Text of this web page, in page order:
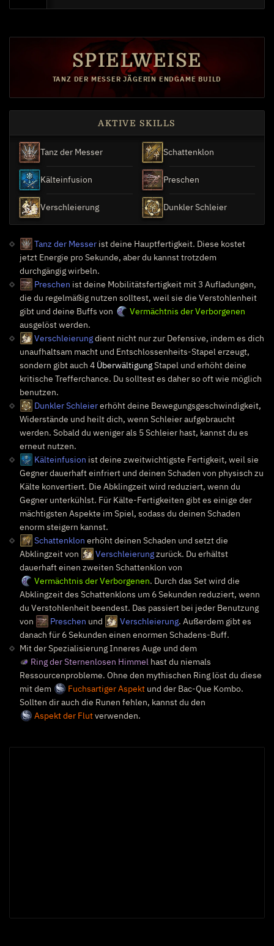
SPIELWEISE
TANZ DER MESSER JÄGERIN ENDGAME BUILD
AKTIVE SKILLS
Tanz der Messer Schattenklon
Kälteinfusion Preschen
Verschleierung Dunkler Schleier
Tanz der Messer ist deine Hauptfertigkeit. Diese kostet
jetzt Energie pro Sekunde, aber du kannst trotzdem
durchgängig wirbeln.
Preschen ist deine Mobilitätsfertigkeit mit 3 Aufladungen,
die du regelmäßig nutzen solltest, weil sie die Verstohlenheit
gibt und deine Buffs von
Vermächtnis der Verborgenen
ausgelöst werden.
Verschleierungdient nicht nur zur Defensive, indem es dich
unaufhaltsam macht und Entschlossenheits-Stapel erzeugt,
sondern gibt auch 4 ÜberwältigungStapel und erhöht deine
kritische Trefferchance. Du solltest es daher so oft wie möglich
benutzen.
Dunkler Schleiererhöht deine Bewegungsgeschwindigkeit,
Widerstände und heilt dich, wenn Schleier aufgebraucht
werden. Sobald du weniger als 5 Schleier hast, kannst du es
erneut nutzen.
Kälteinfusion ist deine zweitwichtigste Fertigkeit, weil sie
Gegner dauerhaft einfriert und deinen Schaden von physisch zu
Kälte konvertiert. Die Abklingzeit wird reduziert, wenn du
Gegner unterkühlst. Für Kälte-Fertigkeiten gibt es einige der
mächtigsten Aspekte im Spiel, sodass du deinen Schaden
enorm steigern kannst.
Schattenklon erhöht deinen Schaden und setzt die
Abklingzeit von
Verschleierungzurück. Du erhältst
dauerhaft einen zweiten Schattenklon von
Vermächtnis der Verborgenen. Durch das Set wird die
Abklingzeit des Schattenklons um 6 Sekunden reduziert, wenn
du Verstohlenheit beendest. Das passiert bei jeder Benutzung
von
Preschen und Verschleierung. Außerdem gibt es
danach für 6 Sekunden einen enormen Schadens-Buff.
Mit der Spezialisierung Inneres Auge und dem
Ring der Sternenlosen Himmelhast du niemals
Ressourcenprobleme. Ohne den mythischen Ring löst du diese
mit dem
Fuchsartiger Aspekt und der Bac-Que Kombo.
Sollten dir auch die Runen fehlen, kannst du den
Aspekt der Flutverwenden.